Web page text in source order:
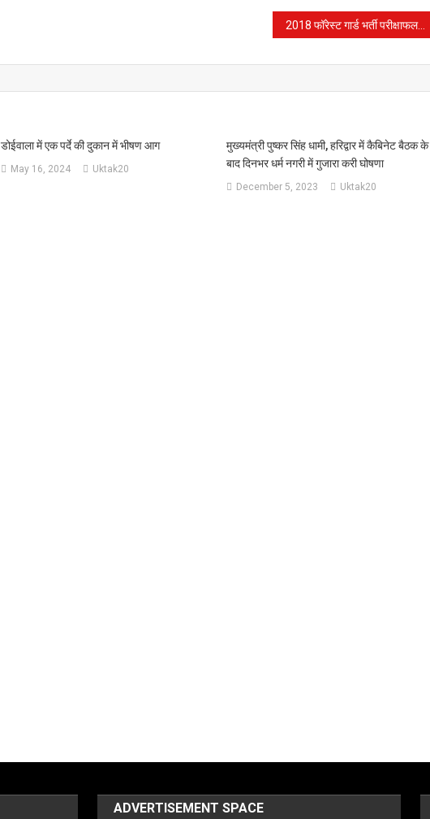
2018 फॉरेस्ट गार्ड भर्ती परीक्षाफल रोकने का मामला, हाईकोर्ट ने UKSSSC के सचिव को किया तलब
डोईवाला में एक पर्दे की दुकान में भीषण आग
May 16, 2024 Uktak20
मुख्यमंत्री पुष्कर सिंह धामी, हरिद्वार में कैबिनेट बैठक के
बाद दिनभर धर्म नगरी में गुजारा करी घोषणा
December 5, 2023 Uktak20
ADVERTISEMENT SPACE